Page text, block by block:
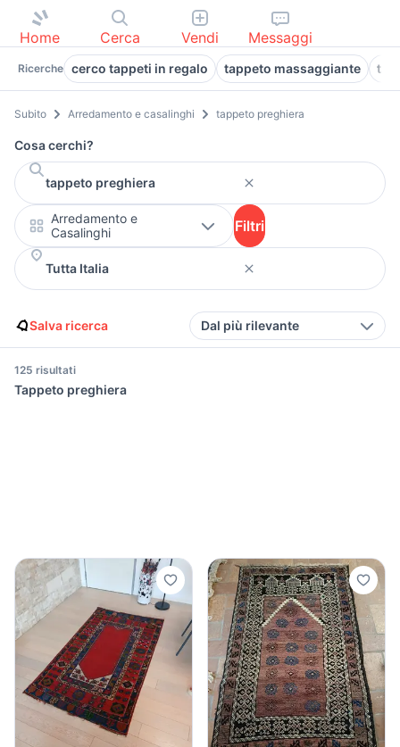
Home Cerca Vendi Messaggi
Ricerche cerco tappeti in regalo tappeto massaggiante
Subito Arredamento e casalinghi tappeto preghiera
Cosa cerchi?
Arredamento e
Casalinghi
Filtri
Salva ricerca Dal più rilevante
125 risultati
Tappeto preghiera